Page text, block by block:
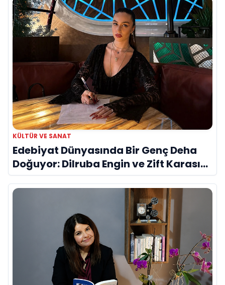
KÜLTÜR VE SANAT
Edebiyat Dünyasında Bir Genç Deha
Doğuyor: Dilruba Engin ve Zift Karası
Evreni ‘AVENOİR’